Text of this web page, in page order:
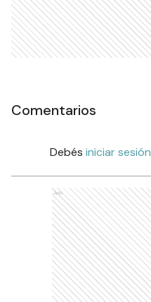
Comentarios
Debés iniciar sesión
Ads